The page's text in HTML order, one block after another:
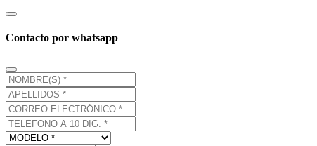
Contacto por whatsapp